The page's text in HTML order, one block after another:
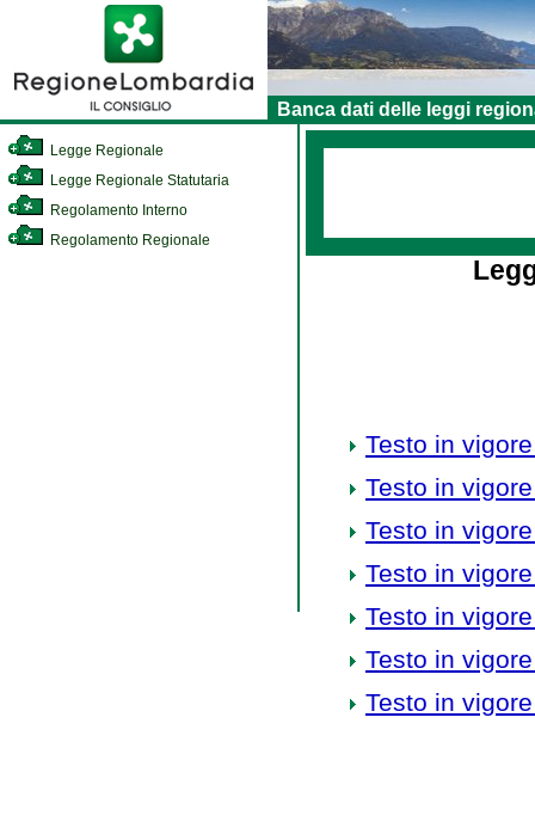
Banca dati delle leggi
Legge Regionale
Legge Regionale Statutaria
Regolamento Interno
Regolamento Regionale
Testo in
Testo in
Testo in
Testo in
Testo in
Testo in
Testo in